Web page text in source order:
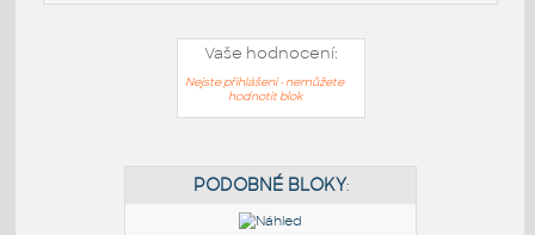
Vaše hodnocení:
Nejste přihlášeni - nemůžete
hodnotit blok